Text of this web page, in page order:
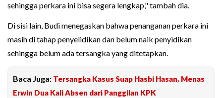
sehingga perkara ini bisa segera lengkap," tambah dia.
Di sisi lain, Budi menegaskan bahwa penanganan perkara ini
masih di tahap penyelidikan dan belum naik penyidikan
sehingga belum ada tersangka yang ditetapkan.
Baca Juga: Tersangka Kasus Suap Hasbi Hasan, Menas
Erwin Dua Kali Absen dari Panggilan KPK